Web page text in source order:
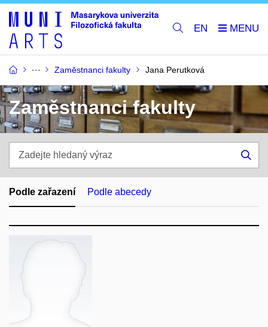
EN
Zaměstnanci fakulty Jana Perutková
Zaměstnanci fakulty
hledaný
výraz
Podle zařazení Podle abecedy